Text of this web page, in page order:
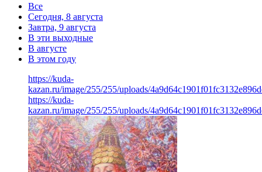
Все
Сегодня, 8 августа
Завтра, 9 августа
В эти выходные
В августе
В этом году
https://kuda-
kazan.ru/image/255/255/uploads/
https://kuda-
kazan.ru/image/255/255/uploads/